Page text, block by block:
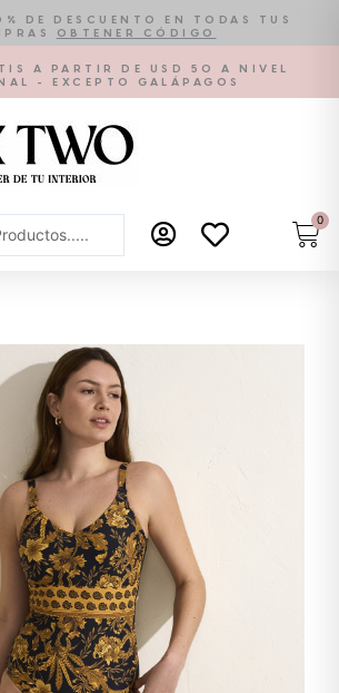
DE DESCUENTO EN TODAS TUS
OBTENER CÓDIGO
A PARTIR DE USD 50 A NIVEL
- EXCEPTO GALÁPAGOS
0